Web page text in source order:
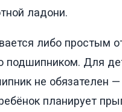
ладони.
либо простым
Для
не обязателен
планирует